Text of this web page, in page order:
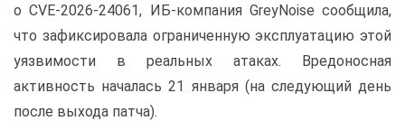
о CVE-2026-24061, ИБ-компания GreyNoise сообщила,
что зафиксировала ограниченную эксплуатацию этой
уязвимости в реальных атаках. Вредоносная
активность началась 21 января (на следующий день
после выхода патча).